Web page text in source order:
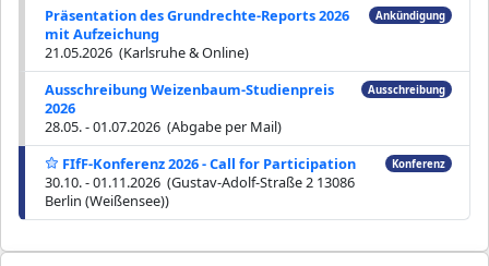
Präsentation des Grundrechte-Reports 2026
mit Aufzeichung
21.05.2026 (Karlsruhe & Online)
Ankündigung
Ausschreibung Weizenbaum-Studienpreis
2026
28.05. - 01.07.2026 (Abgabe per Mail)
Ausschreibung
FIfF-Konferenz 2026 - Call for Participation
30.10. - 01.11.2026 (Gustav-Adolf-Straße 2 13086
Berlin (Weißensee))
Konferenz